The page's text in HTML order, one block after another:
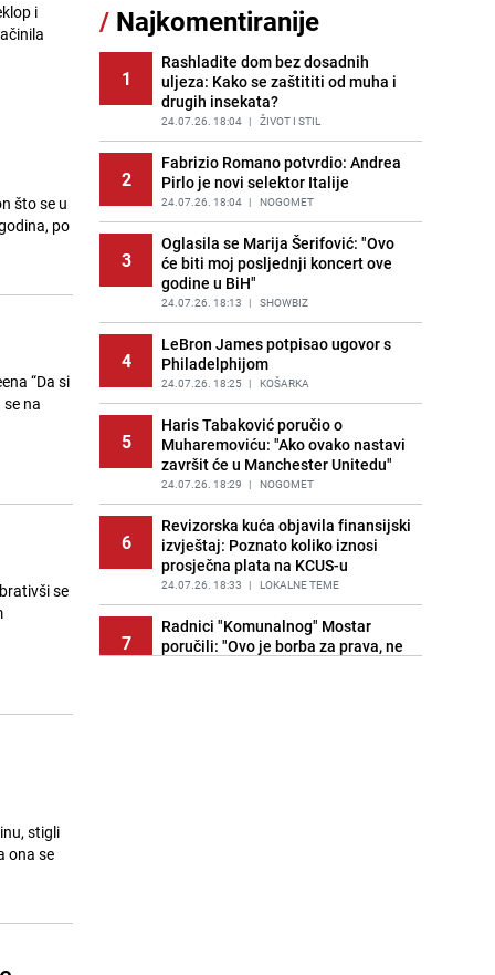
i
što se u
po
“Da si
na
se
stigli
ona se
11
oduzeo zastavu s ljiljanima i
sankcionisao vozača iz Bosanskog
Novog
PRIJE 2 DANA | BOSNA I HERCEGOVINA
12
Kao iz slastičarne: Rolada od
čokolade i kokosa bez pečenja,
jednostavan desert bez imalo muke
PRIJE 2 DANA | RECEPTI
13
Tajna savršenog makedonskog
ajvara: Stari recept za kremast i
bogat okus
PRIJE 2 DANA | RECEPTI
14
Tuga potresla grad na Uni:
Preminula Lejla Muhić (39),
sugrađani u nevjerici
PRIJE 2 DANA | BOSNA I HERCEGOVINA
15
Borba trajala satima: Pogledajte
'grdosiju' od skoro tri metra koju su
braća izvukla iz mora
PRIJE 2 DANA | SVIJET
/ Najkomentiranije
1
Rashladite dom bez dosadnih
uljeza: Kako se zaštititi od muha i
drugih insekata?
24.07.26. 18:04 | ŽIVOT I STIL
2
Fabrizio Romano potvrdio: Andrea
Pirlo je novi selektor Italije
24.07.26. 18:04 | NOGOMET
3
Oglasila se Marija Šerifović: "Ovo
će biti moj posljednji koncert ove
godine u BiH"
24.07.26. 18:13 | SHOWBIZ
4
LeBron James potpisao ugovor s
Philadelphijom
24.07.26. 18:25 | KOŠARKA
5
Haris Tabaković poručio o
Muharemoviću: "Ako ovako nastavi
završit će u Manchester Unitedu"
24.07.26. 18:29 | NOGOMET
6
Revizorska kuća objavila finansijski
izvještaj: Poznato koliko iznosi
prosječna plata na KCUS-u
24.07.26. 18:33 | LOKALNE TEME
7
Radnici "Komunalnog" Mostar
poručili: "Ovo je borba za prava, ne